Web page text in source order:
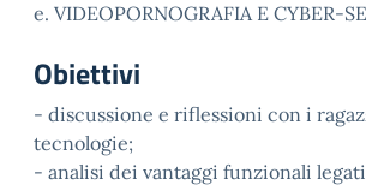
e. VIDEOPORNOGRAFIA E CYBER-
Obiettivi
- discussione e riflessioni con i
tecnologie;
- analisi dei vantaggi funzionali